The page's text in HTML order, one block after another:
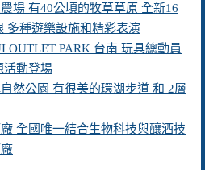
場 有40公頃的牧草草原 全新16
多種遊樂設施和精彩表演
OUTLET PARK 台南 玩具總動員
活動登場
然公園 有很美的環湖步道 和 2層
廠 全國唯一結合生物科技與釀酒技